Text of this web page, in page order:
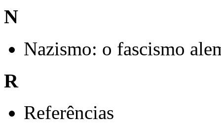
N
Nazismo: o fascismo
R
Referências